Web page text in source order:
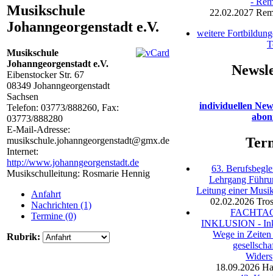
Musikschule
Johanngeorgenstadt e.V.
Musikschule
Johanngeorgenstadt e.V.
Eibenstocker Str. 67
08349 Johanngeorgenstadt
Sachsen
Telefon: 03773/888260, Fax:
03773/888280
E-Mail-Adresse:
musikschule.johanngeorgenstadt@gmx.de
Internet:
http://www.johanngeorgenstadt.de
Musikschulleitung: Rosmarie Hennig
Anfahrt
Nachrichten (1)
Termine (0)
Rubrik:
22.02.2027
weitere
individuellen
63.
Lehrgang
Leitung einer
02.02.2026
INKLUSION -
Wege in
18.09.2026